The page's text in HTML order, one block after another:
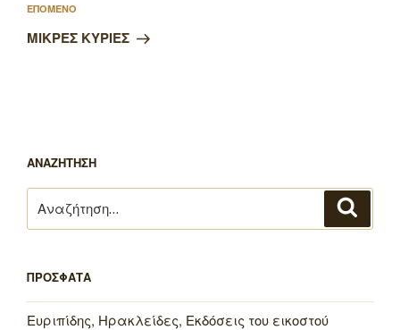
Επόμενο
άρθρο
ΕΠΟΜΕΝΟ
ΜΙΚΡΕΣ ΚΥΡΙΕΣ
ΑΝΑΖΗΤΗΣΗ
για:
ΠΡΟΣΦΑΤΑ
Ευριπίδης, Ηρακλείδες, Εκδόσεις του εικοστού